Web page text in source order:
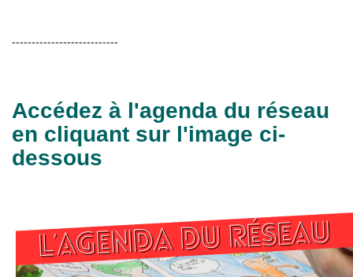
---------------------------
Accédez à l'agenda du réseau
en cliquant sur l'image ci-
dessous